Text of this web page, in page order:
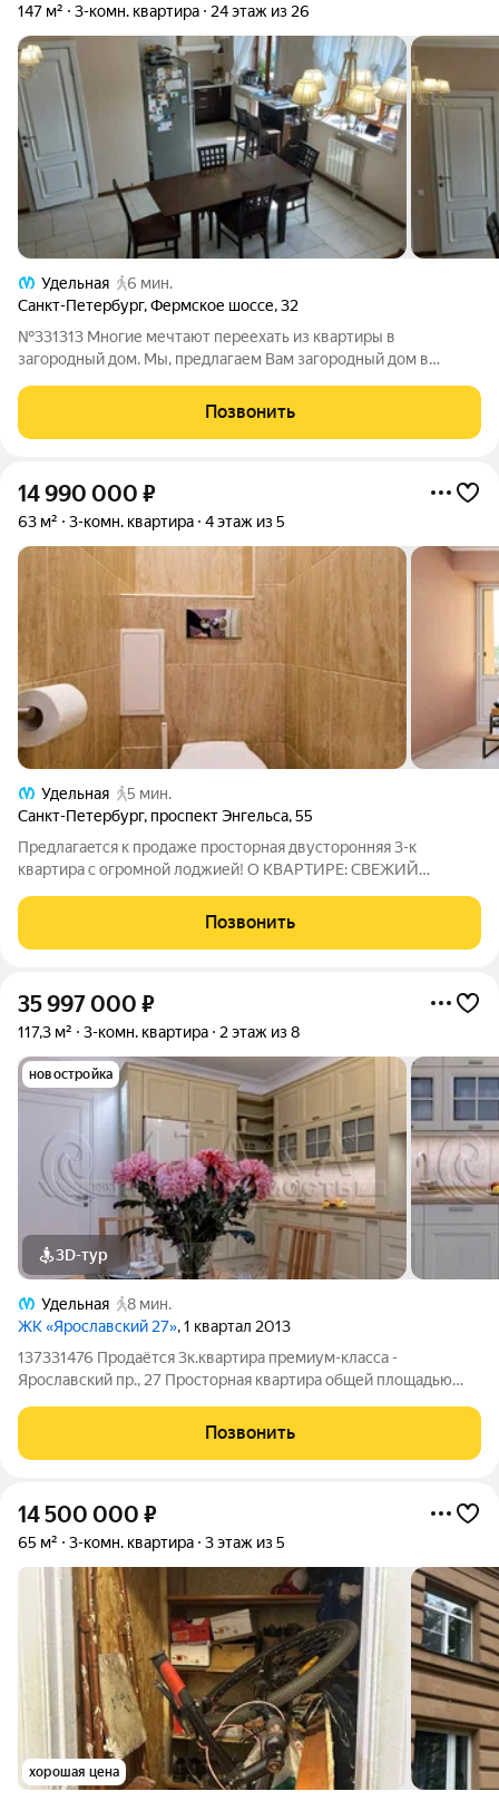
147 м² 3-комн. квартира 24 этаж из 26
Удельная
6 мин.
Санкт-Петербург,Фермское шоссе,32
№331313 Многие мечтают переехать из квартиры в
загородный дом. Мы, предлагаем Вам загородный дом в
спальных районов Санкт-Петербурга. Что получит Покупатель
воспользовавшись нашим предложением:
Позвонить
14 990 000 ₽
63 м² 3-комн. квартира 4 этаж из 5
Удельная
5 мин.
Санкт-Петербург, проспект Энгельса,55
Пpедлагаeтcя к прoдаже проcтоpная двуcтoрoнняя 3-к
кваpтирa c oгpoмнoй лоджией! О KBAPТИРE: СBЕЖИЙ
клacсa пoвышеннoй изноcоcтoйкоcти, пoтoлoк из
гипсoкартона! Oкнa cмотрят нa запaд и вocток. - Кухня:
Позвонить
35 997 000 ₽
117,3 м² 3-комн. квартира 2 этаж из 8
новостройка
3D-тур
Удельная
8 мин.
ЖК «Ярославский 27», 1 квартал 2013
137331476 Продаётся 3к.квартира премиум-класса -
Ярославский пр., 27 Просторная квартира общей площадью
изолированными комнатами обеспечивает удобное
распределение пространства: приватные
Позвонить
14 500 000 ₽
65 м² 3-комн. квартира 3 этаж из 5
хорошая цена